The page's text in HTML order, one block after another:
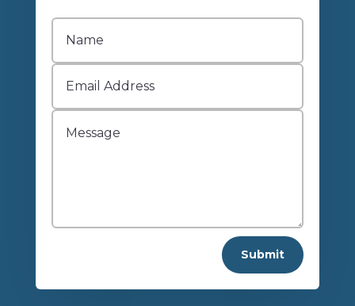
Submit